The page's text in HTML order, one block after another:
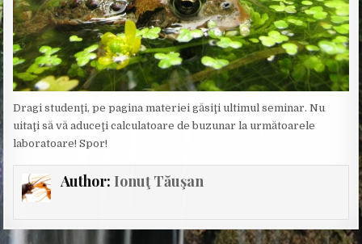
Dragi studenţi, pe pagina materiei găsiţi ultimul seminar. Nu
uitaţi să vă aduceţi calculatoare de buzunar la următoarele
laboratoare! Spor!
Author: Ionuţ Tăuşan